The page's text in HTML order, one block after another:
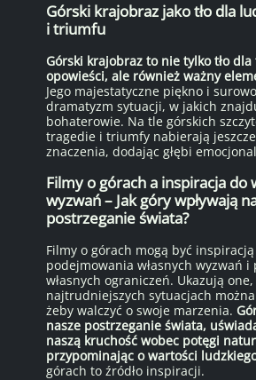
Górski krajobraz jako tło dla
i triumfu
Górski krajobraz to nie tylko tło
opowieści, ale również ważny
Jego majestatyczne piękno i
dramatyzm sytuacji, w jakich
bohaterowie. Na tle górskich
tragedie i triumfy nabierają
znaczenia, dodając głębi
Filmy o górach a inspiracja do
wyzwań – Jak góry wpływają
postrzeganie świata?
Filmy o górach mogą być
podejmowania własnych wyzwań i
własnych ograniczeń. Ukazują
najtrudniejszych sytuacjach można
żeby walczyć o swoje marzenia.
nasze postrzeganie świata,
naszą kruchość wobec potęgi
przypominając o wartości
górach to źródło inspiracji.